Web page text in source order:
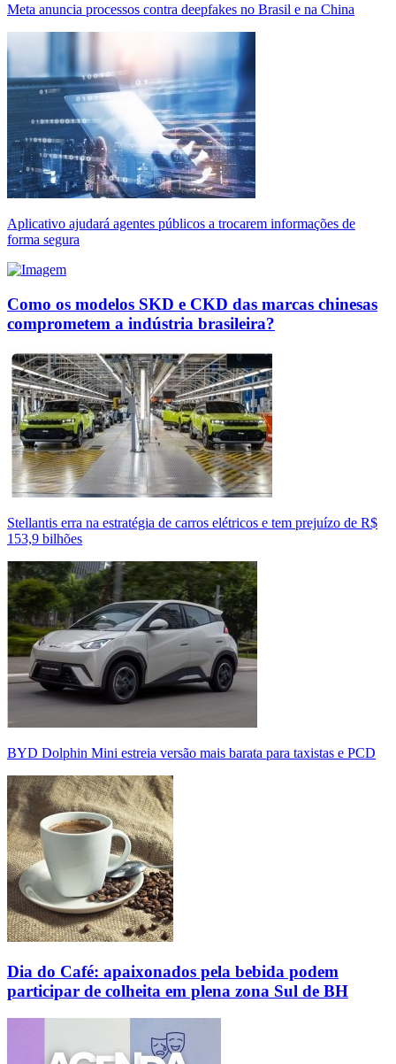
Meta anuncia processos contra deepfakes no Brasil e na China
Aplicativo ajudará agentes públicos a trocarem informações de
forma segura
Como os modelos SKD e CKD das marcas chinesas
comprometem a indústria brasileira?
Stellantis erra na estratégia de carros elétricos e tem prejuízo de R$
153,9 bilhões
BYD Dolphin Mini estreia versão mais barata para taxistas e PCD
Dia do Café: apaixonados pela bebida podem
participar de colheita em plena zona Sul de BH